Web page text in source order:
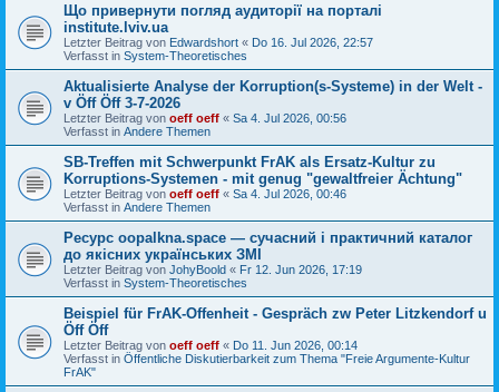
Що привернути погляд аудиторії на порталі
institute.lviv.ua
Letzter Beitrag von Edwardshort « Do 16. Jul 2026, 22:57
Verfasst in System-Theoretisches
Aktualisierte Analyse der Korruption(s-Systeme) in der Welt -
v Öff Öff 3-7-2026
Letzter Beitrag von oeff oeff « Sa 4. Jul 2026, 00:56
Verfasst in Andere Themen
SB-Treffen mit Schwerpunkt FrAK als Ersatz-Kultur zu
Korruptions-Systemen - mit genug "gewaltfreier Ächtung"
Letzter Beitrag von oeff oeff « Sa 4. Jul 2026, 00:46
Verfasst in Andere Themen
Ресурс oopalkna.space — сучасний і практичний каталог
до якісних українських ЗМІ
Letzter Beitrag von JohyBoold « Fr 12. Jun 2026, 17:19
Verfasst in System-Theoretisches
Beispiel für FrAK-Offenheit - Gespräch zw Peter Litzkendorf u
Öff Öff
Letzter Beitrag von oeff oeff « Do 11. Jun 2026, 00:14
Verfasst in Öffentliche Diskutierbarkeit zum Thema "Freie Argumente-Kultur
FrAK"